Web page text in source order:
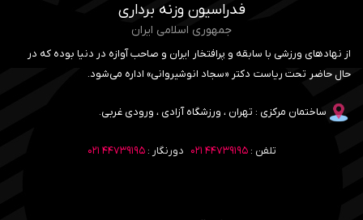
فدراسیون وزنه برداری
جمهوری اسلامی ایران
از نهادهای ورزشی با سابقه و پرافتخار ایران و صاحب آوازه در دنیا بوده که در
حال حاضر تحت ریاست دکتر «سجاد انوشیروانی» اداره می‌شود.
ساختمان مرکزی : تهران ، ورزشگاه آزادی ، ورودی غربی.
تلفن :۴۴۷۳۹۱۹۵ ۰۲۱ دورنگار :۴۴۷۳۹۱۹۵ ۰۲۱